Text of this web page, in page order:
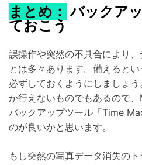
まとめ： バックア
ておこう
誤操作や突然の不具合により
とは多々あります。備えると
必ずしておくようにしましょ
か行えないものでもあるので
バックアップツール「Time
のが良いかと思います。
もし突然の写真データ消失の